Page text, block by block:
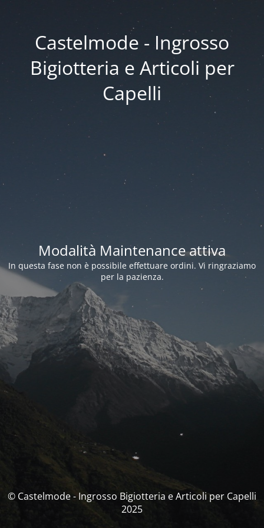
Castelmode - Ingrosso
Bigiotteria e Articoli per
Capelli
Modalità Maintenance attiva
In questa fase non è possibile effettuare ordini. Vi ringraziamo
per la pazienza.
© Castelmode - Ingrosso Bigiotteria e Articoli per Capelli
2025